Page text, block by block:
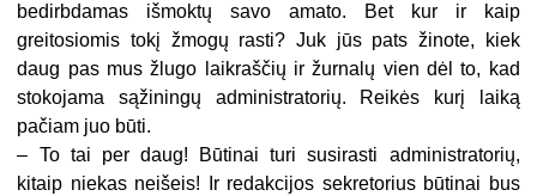
bedirbdamas išmoktų savo amato. Bet kur ir kaip
greitosiomis tokį žmogų rasti? Juk jūs pats žinote, kiek
daug pas mus žlugo laikraščių ir žurnalų vien dėl to, kad
stokojama sąžiningų administratorių. Reikės kurį laiką
pačiam juo būti.
– To tai per daug! Būtinai turi susirasti administratorių,
kitaip niekas neišeis! Ir redakcijos sekretorius būtinai bus